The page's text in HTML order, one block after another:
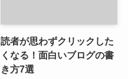
読者が思わずクリックした
くなる！面白いブログの書
き方7選